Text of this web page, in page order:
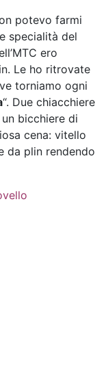
potevo farmi
specialità del
ero
Le ho ritrovate
torniamo ogni
“. Due chiacchiere
bicchiere di
cena: vitello
da plin rendendo